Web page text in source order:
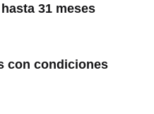
31 meses
con condiciones